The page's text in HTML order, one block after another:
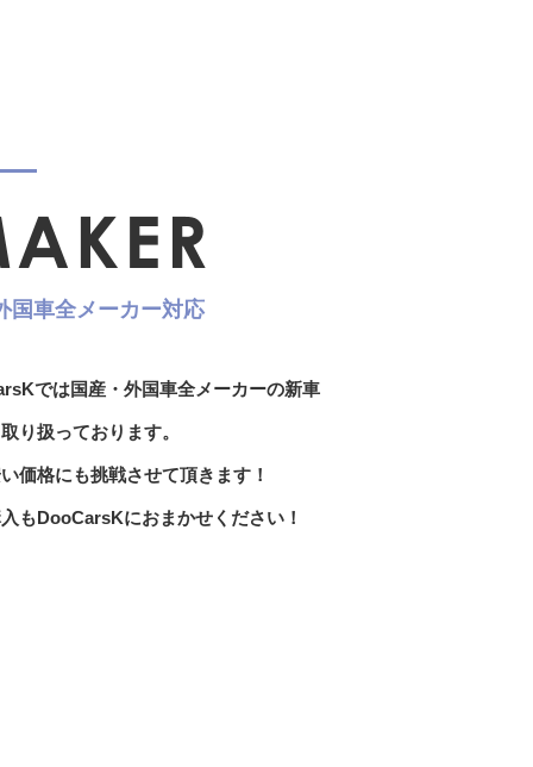
国車全メーカー対応
では国産・外国車全メーカーの新車
り扱っております。
価格にも挑戦させて頂きます！
もDooCarsKにおまかせください！